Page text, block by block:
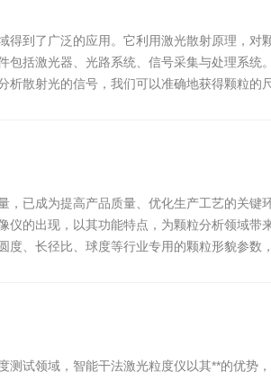
到了广泛的应用。它利用激光散射原理，
括激光器、光路系统、信号采集与处理系统
散射光的信号，我们可以准确地获得颗粒
已成为提高产品质量、优化生产工艺的关
的出现，以其功能特点，为颗粒分析领域
、长径比、球度等行业专用的颗粒形貌参
试领域，智能干法激光粒度仪以其**的优势